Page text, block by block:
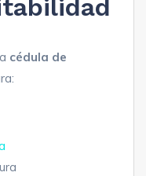
cédula de